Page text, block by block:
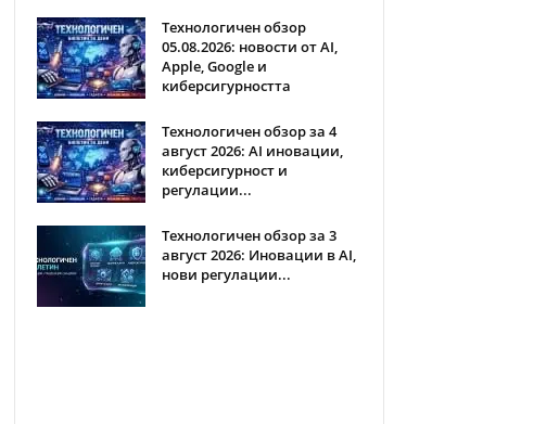
Технологичен обзор
05.08.2026: новости от AI,
Apple, Google и
киберсигурността
Технологичен обзор за 4
август 2026: AI иновации,
киберсигурност и
регулации...
Технологичен обзор за 3
август 2026: Иновации в AI,
нови регулации...